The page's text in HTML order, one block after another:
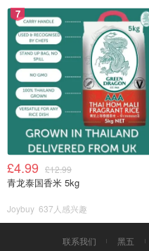
7
£4.99 £12.99
青龙泰国香米 5kg
Joybuy 637人感兴趣
联系我们 黑五